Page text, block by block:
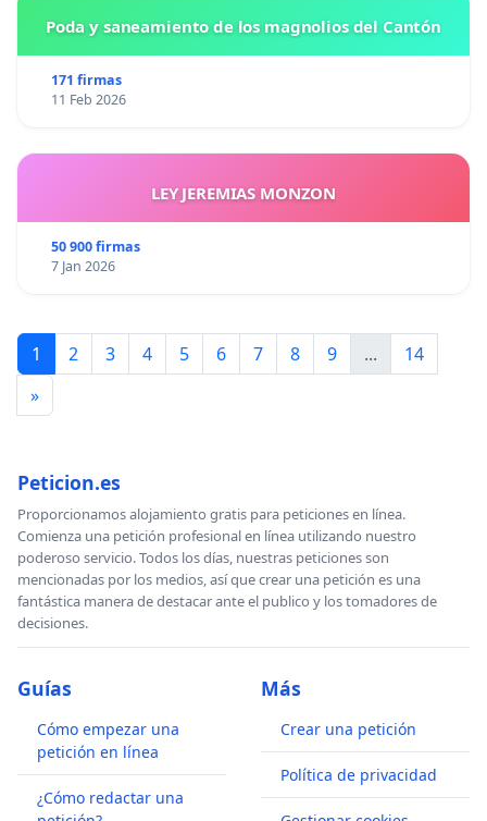
Poda y saneamiento de los magnolios del Cantón
171 firmas
11 Feb 2026
LEY JEREMIAS MONZON
50 900 firmas
7 Jan 2026
1 2 3 4 5 6 7 8 9 ...
14
»
Peticion.es
Proporcionamos alojamiento gratis para peticiones en línea.
Comienza una petición profesional en línea utilizando nuestro
poderoso servicio. Todos los días, nuestras peticiones son
mencionadas por los medios, así que crear una petición es una
fantástica manera de destacar ante el publico y los tomadores de
decisiones.
Guías
Cómo empezar una
petición en línea
¿Cómo redactar una
Más
Crear una petición
Política de privacidad